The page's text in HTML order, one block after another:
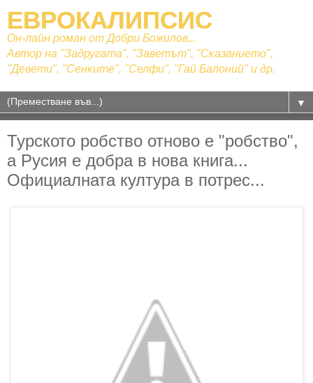
ЕВРОКАЛИПСИС
Он-лайн роман от Добри Божилов...
Автор на "Задругата", "Заветът", "Сказанието",
"Девети", "Сенките", "Селфи", "Гай Балоний" и др.
▼
Турското робство отново е "робство",
а Русия е добра в нова книга...
Официалната култура в потрес...